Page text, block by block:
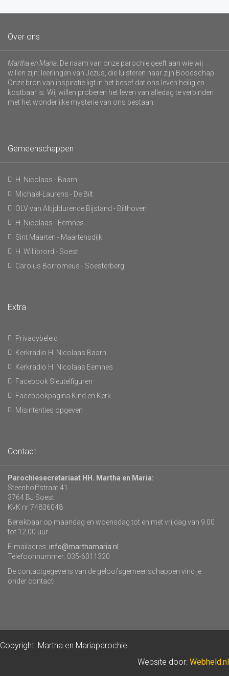
Over ons
Martha en Maria . De naam van onze parochie geeft aan wie wij
willen zijn: leerlingen van Jezus, die luisteren naar zijn Boodschap.
Onze bron van inspiratie ligt in het besef dat ons leven heilig en
kostbaar is. Wij willen proberen het leven van alledag te verbinden
met het wonderlijke mysterie van ons bestaan.
Gemeenschappen
H. Nicolaas - Baarn
Michaël-Laurens - De Bilt
OLV van Altijddurende Bijstand - Bilthoven
H. Nicolaas - Eemnes
Sint Maarten - Maartensdijk
H. Willibrord - Soest
Carolus Borromeüs - Soesterberg
Extra
Privacybeleid
Kerkradio H. Nicolaas Baarn
Kerkradio H. Nicolaas Eemnes
Facebook Sleutelfiguren
Facebookpagina Kind en Kerk
Misintenties opgeven
Contact
Parochiesecretariaat HH. Martha en Maria:
Steenhoffstraat 41
3764 BJ Soest
KvK nr 74836048
Bereikbaar op maandag en woensdag tot en met vrijdag van 9.00
tot 12.00 uur.
E-mailadres: info@marthamaria.nl
Telefoonnummer: 035-6011320
De contactgegevens van de geloofsgemeenschappen vind je
onder contact!
Copyright: Martha en Mariaparochie
Website door: Webheld.nl